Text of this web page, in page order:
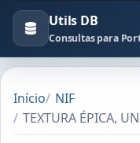
Utils DB
Consultas para
Início
NIF
TEXTURA ÉPICA,